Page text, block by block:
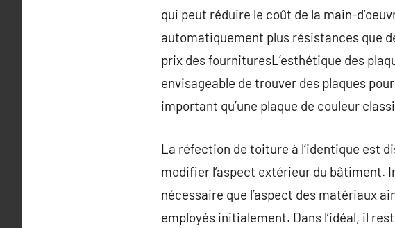
qui peut réduire le coût de la main-
automatiquement plus résistances que
prix des fournituresL’esthétique des
envisageable de trouver des plaques
important qu’une plaque de couleur
La réfection de toiture à l’identique est
modifier l’aspect extérieur du bâtiment.
nécessaire que l’aspect des matériaux
employés initialement. Dans l’idéal, il